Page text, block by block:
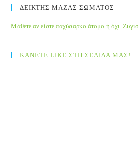
ΔΕΙΚΤΗΣ ΜΑΖΑΣ ΣΩΜΑΤΟΣ
Μάθετε αν είστε παχύσαρκο άτομο ή όχι.
ΚΑΝΕΤΕ LIKE ΣΤΗ ΣΕΛΙΔΑ ΜΑΣ!